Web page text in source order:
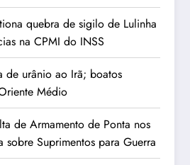
quebra de sigilo de Lulinha
na CPMI do INSS
de urânio ao Irã; boatos
Médio
de Armamento de Ponta nos
sobre Suprimentos para Guerra